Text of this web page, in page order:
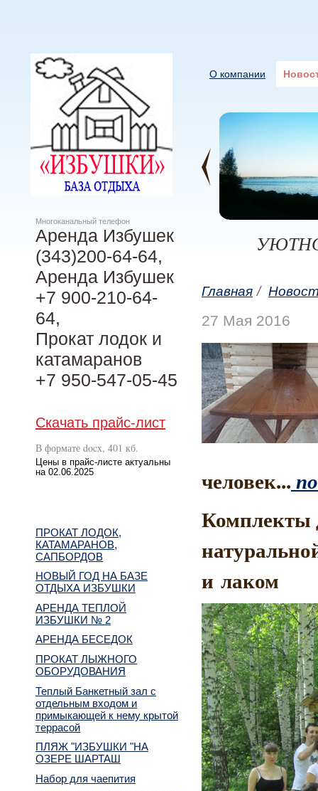
Многоканальный телефон
Аренда Избушек
(343)200-64-64,
Аренда Избушек
+7 900-210-64-
64,
Прокат лодок и
катамаранов
+7 950-547-05-45
Скачать прайс-лист
В формате docx, 401 кб.
Цены в прайс-листе актуальны
на 02.06.2025
ПРОКАТ ЛОДОК,
КАТАМАРАНОВ,
САПБОРДОВ
НОВЫЙ ГОД НА БАЗЕ
ОТДЫХА ИЗБУШКИ
АРЕНДА ТЕПЛОЙ
ИЗБУШКИ № 2
АРЕНДА БЕСЕДОК
ПРОКАТ ЛЫЖНОГО
ОБОРУДОВАНИЯ
Теплый Банкетный зал с
отдельным входом и
примыкающей к нему крытой
террасой
ПЛЯЖ "ИЗБУШКИ "НА
ОЗЕРЕ ШАРТАШ
Набор для чаепития
О компании
Главная /
27 Мая 2016
человек...
Комплекты
и лаком